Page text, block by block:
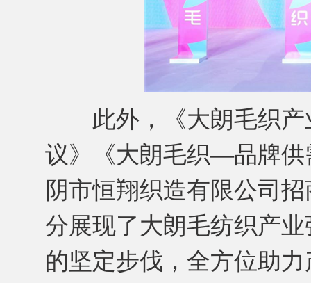
此外，《大朗毛织产
议》《大朗毛织—品牌供
阴市恒翔织造有限公司
分展现了大朗毛纺织产
的坚定步伐，全方位助